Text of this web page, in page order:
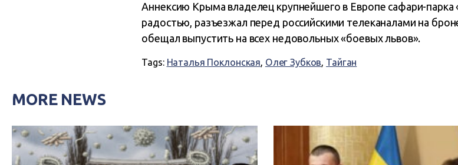
Аннексию Крыма владелец крупнейшего в Европе сафари-парка
радостью, разъезжал перед российскими телеканалами на
обещал выпустить на всех недовольных «боевых львов».
Tags: Наталья Поклонская, Олег Зубков, Тайган
MORE NEWS